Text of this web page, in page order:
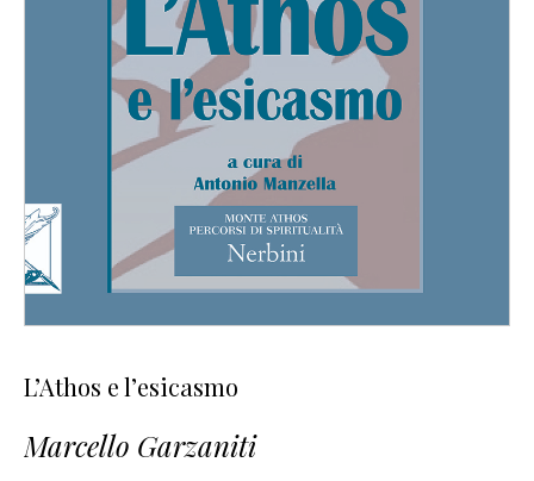
L’Athos e l’esicasmo
Marcello Garzaniti